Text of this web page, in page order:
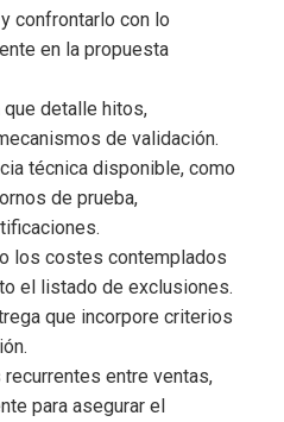
confrontarlo con lo
en la propuesta
que detalle hitos,
de validación.
técnica disponible, como
de prueba,
los costes contemplados
el listado de exclusiones.
que incorpore criterios
entre ventas,
para asegurar el